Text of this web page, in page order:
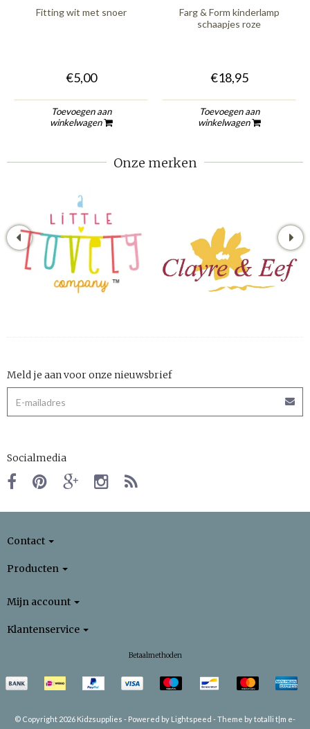
Fitting wit met snoer
€5,00
Toevoegen aan
winkelwagen
Farg & Form kinderlamp
schaapjes roze
€18,95
Toevoegen aan
winkelwagen
Onze merken
Meld je aan voor onze nieuwsbrief
Socialmedia
Contact
Producten
Mijn account
Klantenservice
Betaalmethoden
© Copyright 2026 Kidzsupplies - Powered by Lightspeed -Theme by totalli t|m e-